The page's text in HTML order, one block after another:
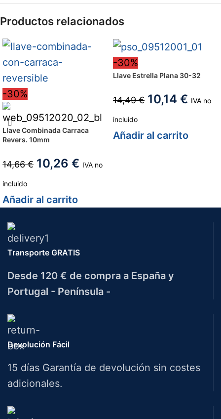
Productos relacionados
-30%
Llave Combinada Carraca
Revers. 10mm
14,66€ 10,26 € IVA no
incluido
Añadir al carrito
-30%
Llave Estrella Plana 30-32
14,49€ 10,14 € IVA no
incluido
Añadir al carrito
Transporte GRATIS
Desde 120 € de compra a España y
Portugal - Península -
Devolución Fácil
15 días Garantía de devolución sin costes
adicionales.